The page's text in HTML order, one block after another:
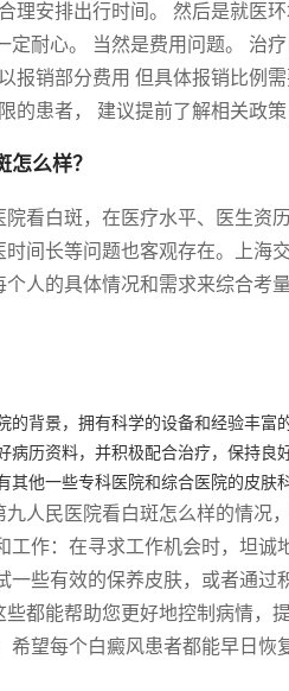
理安排出行时间。 然后是就医
耐心。 当然是费用问题。 治
报销部分费用 但具体报销比例
患者， 建议提前了解相关政策
么样？
看白斑，在医疗水平、医生资
间长等问题也客观存在。上海
人的具体情况和需求来综合考
的背景，拥有科学的设备和经验丰富
病历资料，并积极配合治疗，保持良
其他一些专科医院和综合医院的皮肤
人民医院看白斑怎么样的情况
作：在寻求工作机会时，坦诚
些有效的保养皮肤，或者通过
都能帮助您更好地控制病情，
望每个白癜风患者都能早日恢